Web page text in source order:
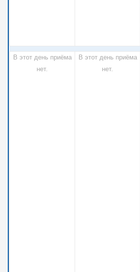
В этот день приёма
нет.
В этот день приёма
нет.